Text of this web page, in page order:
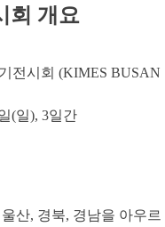
회 개요
전시회 (KIMES BUSAN
(일), 3일간
산, 경북, 경남을 아우르